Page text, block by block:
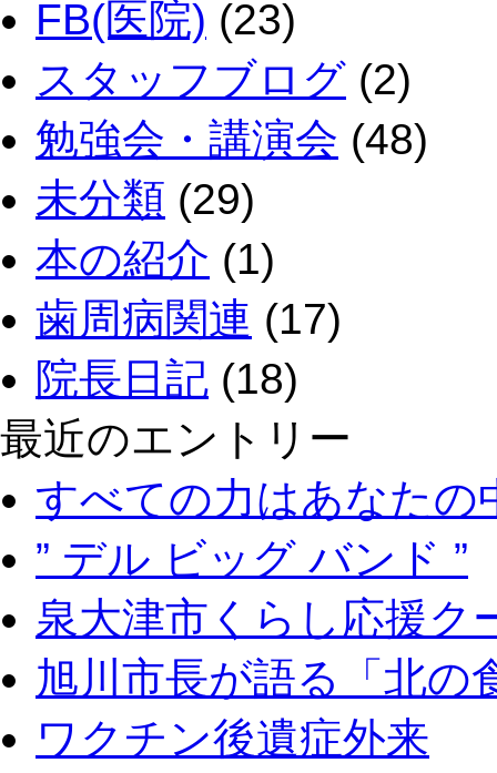
FB(医院) (23)
スタッフブログ (2)
勉強会・講演会 (48)
未分類 (29)
本の紹介 (1)
歯周病関連 (17)
院長日記 (18)
最近のエントリー
すべての力はあなたの
” デル ビッグ バンド ”
泉大津市くらし応援ク
旭川市長が語る「北の
ワクチン後遺症外来